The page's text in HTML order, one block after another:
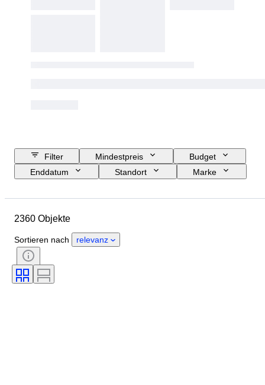
Filter Mindestpreis
Budget
Enddatum
Standort
Marke
Periode
Farbe
Schlagend
Original/Nachbau
Uhren-Typ
Federstärke
2360 Objekte
Sortieren nach relevanz